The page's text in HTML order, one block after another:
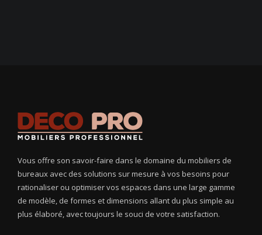
Vous offre son savoir-faire dans le domaine du mobiliers de
bureaux avec des solutions sur mesure à vos besoins pour
rationaliser ou optimiser vos espaces dans une large gamme
de modèle, de formes et dimensions allant du plus simple au
plus élaboré, avec toujours le souci de votre satisfaction.